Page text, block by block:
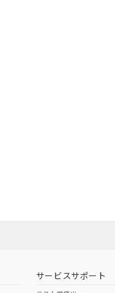
サービスサポート